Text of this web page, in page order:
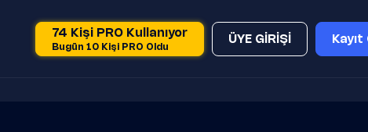
74 Kişi PRO Kullanıyor
Bugün 10 Kişi PRO Oldu
ÜYE GİRİŞİ Kayıt